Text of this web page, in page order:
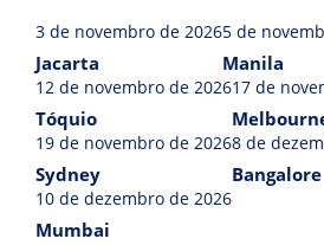
3 de novembro de 2026
Jacarta
5 de
Manila
12 de novembro de 2026
Tóquio
17 de
19 de novembro de 2026
Sydney
8 de
Bangalore
10 de dezembro de 2026
Mumbai